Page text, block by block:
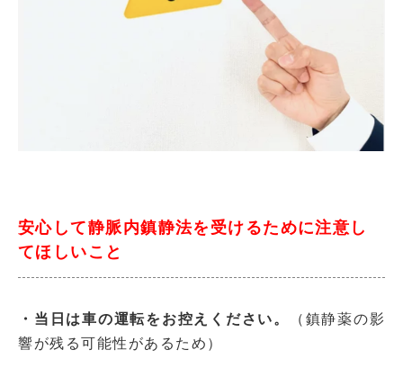
安心して静脈内鎮静法を受けるために注意し
てほしいこと
・当日は車の運転をお控えください。
（鎮静薬の影
響が残る可能性があるため）